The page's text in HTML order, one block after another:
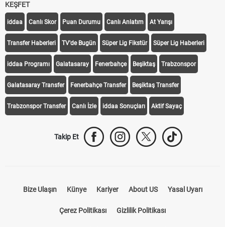
KEŞFET
iddaa Canlı Skor Puan Durumu Canlı Anlatım At Yarışı
Transfer Haberleri TV'de Bugün Süper Lig Fikstür Süper Lig Haberleri
iddaa Programı Galatasaray Fenerbahçe Beşiktaş Trabzonspor
Galatasaray Transfer Fenerbahçe Transfer Beşiktaş Transfer
Trabzonspor Transfer Canlı İzle iddaa Sonuçları Aktif Sayaç
Takip Et
Bize Ulaşın Künye Kariyer About US Yasal Uyarı
Çerez Politikası Gizlilik Politikası